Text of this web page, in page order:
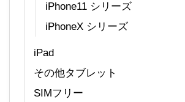
iPhone11 シリーズ
iPhoneX シリーズ
iPad
その他タブレット
SIMフリー